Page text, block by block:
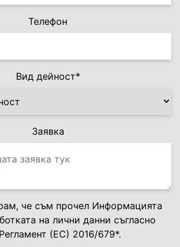
Телефон
Вид дейност*
Заявка
че съм прочел Информацията
на лични данни съгласно
Регламент (ЕС) 2016/679*.